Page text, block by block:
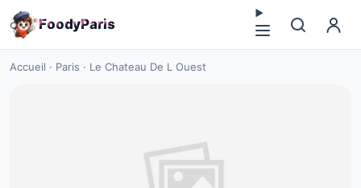
FoodyParis
Accueil · Paris · Le Chateau De L Ouest